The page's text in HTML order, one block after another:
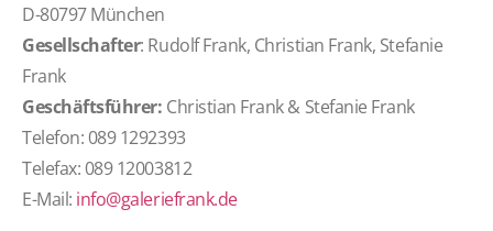
D-80797 München
Gesellschafter: Rudolf Frank, Christian Frank, Stefanie
Frank
Geschäftsführer: Christian Frank & Stefanie Frank
Telefon: 089 1292393
Telefax: 089 12003812
E-Mail: info@galeriefrank.de